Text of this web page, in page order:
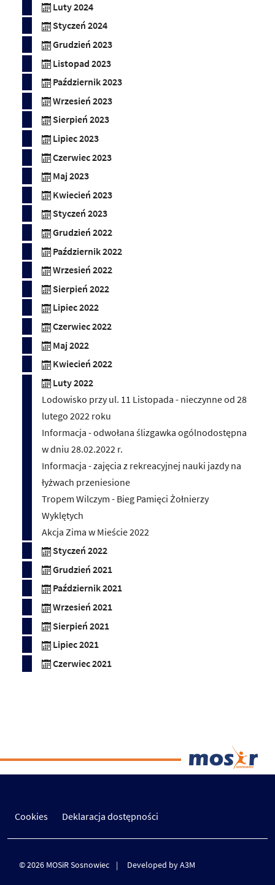
Luty 2024
Styczeń 2024
Grudzień 2023
Listopad 2023
Październik 2023
Wrzesień 2023
Sierpień 2023
Lipiec 2023
Czerwiec 2023
Maj 2023
Kwiecień 2023
Styczeń 2023
Grudzień 2022
Październik 2022
Wrzesień 2022
Sierpień 2022
Lipiec 2022
Czerwiec 2022
Maj 2022
Kwiecień 2022
Luty 2022
Lodowisko przy ul. 11 Listopada - nieczynne od 28
lutego 2022 roku
Informacja - odwołana ślizgawka ogólnodostępna
w dniu 28.02.2022 r.
Informacja - zajęcia z rekreacyjnej nauki jazdy na
łyżwach przeniesione
Tropem Wilczym - Bieg Pamięci Żołnierzy
Wyklętych
Akcja Zima w Mieście 2022
Styczeń 2022
Grudzień 2021
Październik 2021
Wrzesień 2021
Sierpień 2021
Lipiec 2021
Czerwiec 2021
Cookies Deklaracja dostępności
© 2026 MOSiR Sosnowiec Developed by A3M